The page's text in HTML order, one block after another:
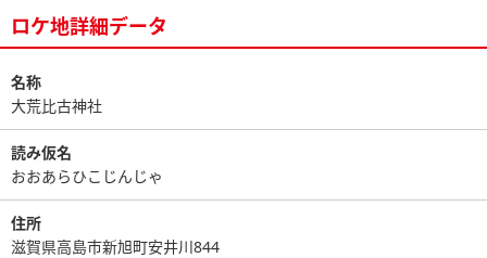
ロケ地詳細データ
名称
大荒比古神社
読み仮名
おおあらひこじんじゃ
住所
滋賀県高島市新旭町安井川844